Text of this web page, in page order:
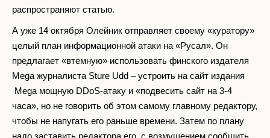
распространяют статью.
А уже 14 октября Олейник отправляет своему «куратору»
целый план информационной атаки на «Русал». Он
предлагает «втемную» использовать финского издателя
Mega журналиста Sture Udd – устроить на сайт издания
Mega мощную DDoS-атаку и «подвесить сайт на 3-4
часа», но не говорить об этом самому главному редактору,
чтобы не напугать его раньше времени. Затем по плану
надо заставить редактора его с возмущением сообщить